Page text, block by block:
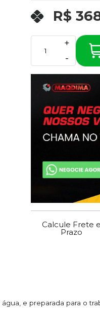
R$
-
+
Calcule Frete e
Prazo
e preparada para o